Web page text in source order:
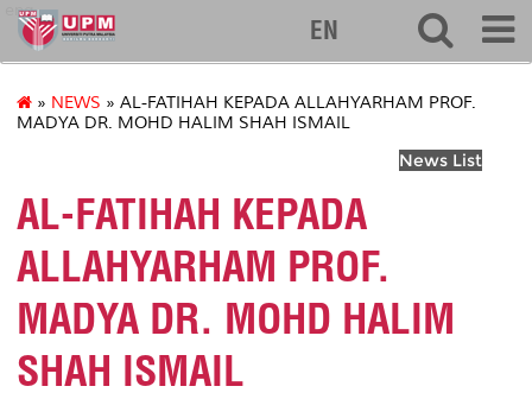
eng
EN
» NEWS » AL-FATIHAH KEPADA ALLAHYARHAM PROF.
MADYA DR. MOHD HALIM SHAH ISMAIL
News List
AL-FATIHAH KEPADA
ALLAHYARHAM PROF.
MADYA DR. MOHD HALIM
SHAH ISMAIL